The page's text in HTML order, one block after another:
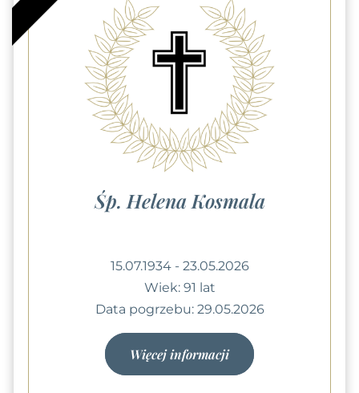
Śp. Helena Kosmala
15.07.1934 - 23.05.2026
Wiek: 91 lat
Data pogrzebu: 29.05.2026
Więcej informacji